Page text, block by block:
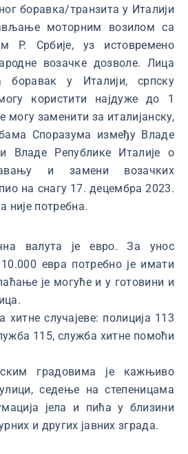
боравка/транзита у Италији
моторним возилом са
Р. Србије, уз истовремено
возачке дозволе. Лица
боравак у Италији, српску
користити најдуже до 1
могу заменити за италијанску,
Споразума између Владе
Владе Републике Италије о
и замени возачких
на снагу 17. децембра 2023.
није потребна.
валута је евро. За унос
евра потребно је имати
је могуће и у готовини и
хитне случајеве: полиција 113
115, служба хитне помоћи
градовима је кажњиво
седење на степеницама
јела и пића у близини
и других јавних зграда.